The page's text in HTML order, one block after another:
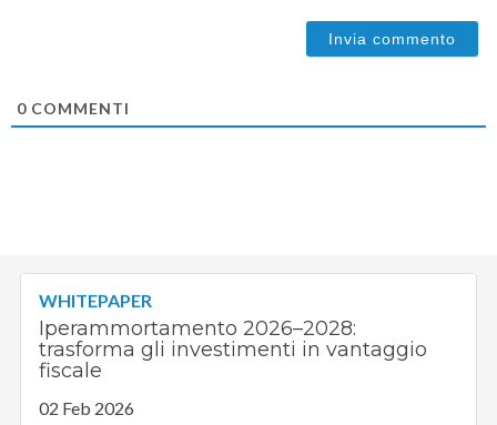
0 COMMENTI
WHITEPAPER
Iperammortamento 2026–2028:
trasforma gli investimenti in vantaggio
fiscale
02 Feb 2026